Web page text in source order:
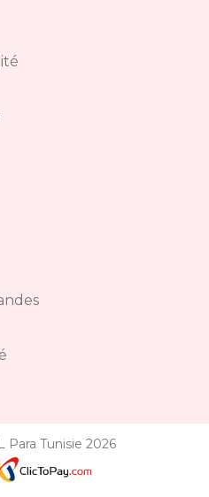
Tunisie 2026